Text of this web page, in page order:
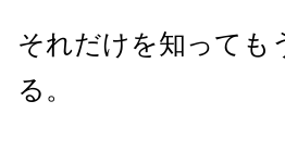
それだけを知っても
る。